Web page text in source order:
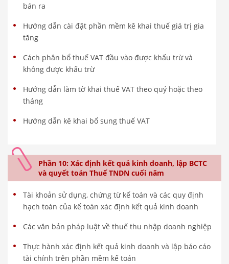
bán ra
Hướng dẫn cài đặt phần mềm kê khai thuế giá trị gia
tăng
Cách phân bổ thuế VAT đầu vào được khấu trừ và
không được khấu trừ
Hướng dẫn làm tờ khai thuế VAT theo quý hoặc theo
tháng
Hướng dẫn kê khai bổ sung thuế VAT
Phần 10: Xác định kết quả kinh doanh, lập BCTC
và quyết toán Thuế TNDN cuối năm
Tài khoản sử dụng, chứng từ kế toán và các quy định
hạch toán của kế toán xác định kết quả kinh doanh
Các văn bản pháp luật về thuế thu nhập doanh nghiệp
Thực hành xác định kết quả kinh doanh và lập báo cáo
tài chính trên phần mềm kế toán